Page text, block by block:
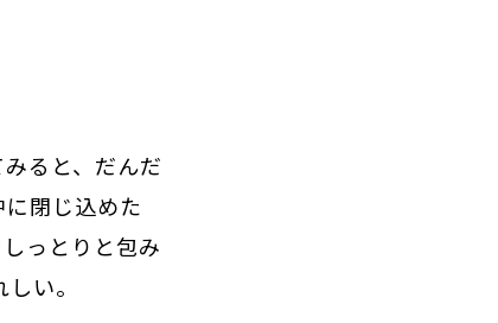
ると、だんだ
閉じ込めた
っとりと包み
い。